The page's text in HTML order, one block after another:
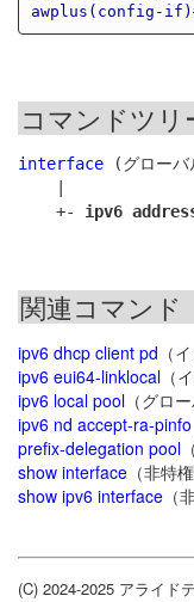
awplus(config-
コマンドツリ
interface (グローバ
    +-
ipv6
関連コマンド
ipv6 dhcp client pd （
ipv6 eui64-linklocal （
ipv6 local pool （グロ
ipv6 nd accept-ra-pinfo
prefix-delegation pool
show interface （非特
show ipv6 interface （
(C) 2024-2025 アライド